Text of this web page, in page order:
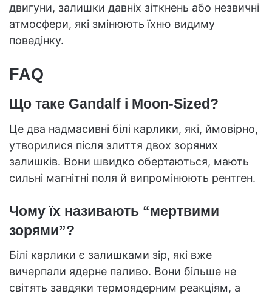
двигуни, залишки давніх зіткнень або незвичні
атмосфери, які змінюють їхню видиму
поведінку.
FAQ
Що таке Gandalf і Moon-Sized?
Це два надмасивні білі карлики, які, ймовірно,
утворилися після злиття двох зоряних
залишків. Вони швидко обертаються, мають
сильні магнітні поля й випромінюють рентген.
Чому їх називають “мертвими
зорями”?
Білі карлики є залишками зір, які вже
вичерпали ядерне паливо. Вони більше не
світять завдяки термоядерним реакціям, а